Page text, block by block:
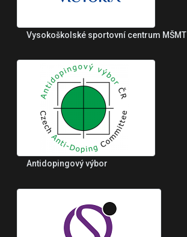
Vysokoškolské sportovní centrum MŠMT
Antidopingový výbor